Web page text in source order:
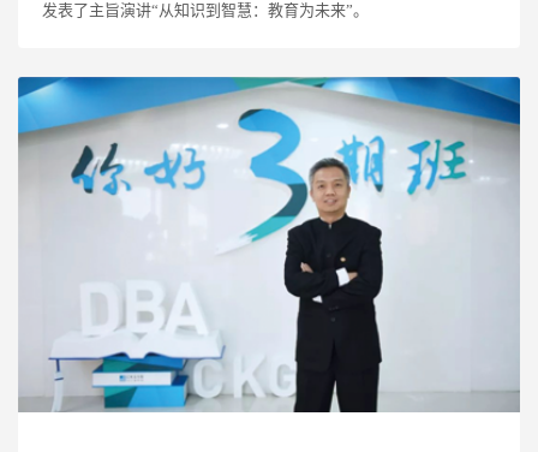
发表了主旨演讲“从知识到智慧：教育为未来”。